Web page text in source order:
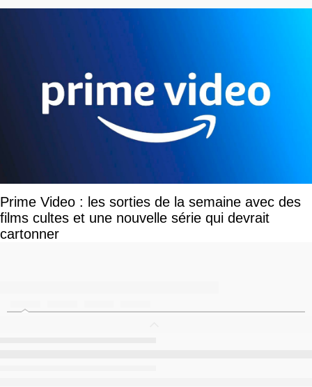
Prime Video : les sorties de la semaine avec des
films cultes et une nouvelle série qui devrait
cartonner